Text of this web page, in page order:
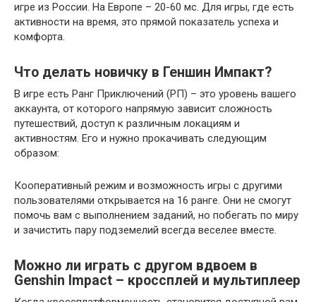
игре из России. На Европе – 20-60 мс. Для игры, где есть
активности на время, это прямой показатель успеха и
комфорта.
Что делать новичку в Геншин Импакт?
В игре есть Ранг Приключений (РП) – это уровень вашего
аккаунта, от которого напрямую зависит сложность
путешествий, доступ к различным локациям и
активностям. Его и нужно прокачивать следующим
образом:
Кооперативный режим и возможность игры с другими
пользователями открывается на 16 ранге. Они не смогут
помочь вам с выполнением заданий, но побегать по миру
и зачистить пару подземелий всегда веселее вместе.
Можно ли играть с другом вдвоем в
Genshin Impact – кроссплей и мультиплеер